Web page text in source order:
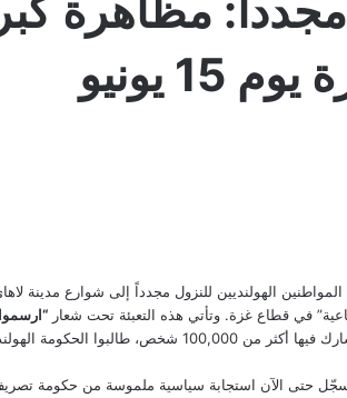
مجدداً: مظاهرة
يونيو
الهولنديين للنزول مجدداً إلى شوارع مدينة لاهاي
في قطاع غزة. وتأتي هذه التعبئة تحت شعار
لمظاهرة كبرى نُظمت بتاريخ 18 مايو الماضي، شارك فيها أكثر
حتى الآن استجابة سياسية ملموسة من حكومة